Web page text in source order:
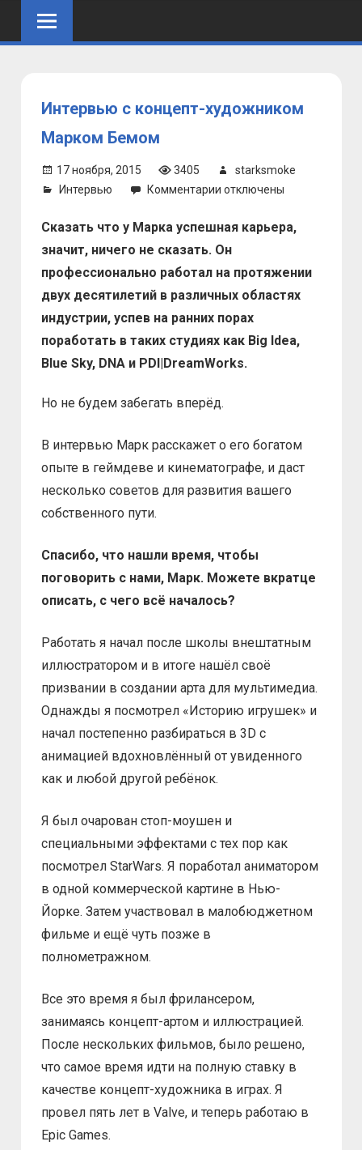
Интервью с концепт-художником
Марком Бемом
17 ноября, 2015 3405
starksmoke
Интервью
Комментарии к
Интервью
с
Бемом
отключены
Сказать что у Марка успешная карьера,
значит, ничего не сказать. Он
профессионально работал на протяжении
двух десятилетий в различных областях
индустрии, успев на ранних порах
поработать в таких студиях как Big Idea,
Blue Sky, DNA и PDI|DreamWorks.
Но не будем забегать вперёд.
В интервью Марк расскажет о его богатом
опыте в геймдеве и кинематографе, и даст
несколько советов для развития вашего
собственного пути.
Спасибо, что нашли время, чтобы
поговорить с нами, Марк. Можете вкратце
описать, с чего всё началось?
Работать я начал после школы внештатным
иллюстратором и в итоге нашёл своё
призвании в создании арта для мультимедиа.
Однажды я посмотрел «Историю игрушек» и
начал постепенно разбираться в 3D с
анимацией вдохновлённый от увиденного
как и любой другой ребёнок.
Я был очарован стоп-моушен и
специальными эффектами с тех пор как
посмотрел StarWars. Я поработал аниматором
в одной коммерческой картине в Нью-
Йорке. Затем участвовал в малобюджетном
фильме и ещё чуть позже в
полнометражном.
Все это время я был фрилансером,
занимаясь концепт-артом и иллюстрацией.
После нескольких фильмов, было решено,
что самое время идти на полную ставку в
качестве концепт-художника в играх. Я
провел пять лет в Valve, и теперь работаю в
Epic Games.